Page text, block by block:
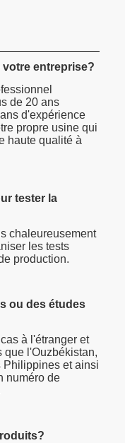
votre entreprise?
de 20 ans
d'expérience
propre usine qui
haute qualité à
tester la
chaleureusement
les tests
production.
ou des études
à l'étranger et
que l'Ouzbékistan,
Philippines et ainsi
numéro de